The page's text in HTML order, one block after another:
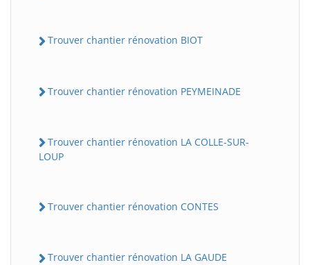
Trouver chantier rénovation BIOT
Trouver chantier rénovation PEYMEINADE
Trouver chantier rénovation LA COLLE-SUR-
LOUP
Trouver chantier rénovation CONTES
Trouver chantier rénovation LA GAUDE